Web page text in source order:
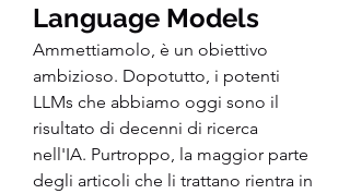
Language Models
Ammettiamolo, è un obiettivo
ambizioso. Dopotutto, i potenti
LLMs che abbiamo oggi sono il
risultato di decenni di ricerca
nell'IA. Purtroppo, la maggior parte
degli articoli che li trattano rientra in